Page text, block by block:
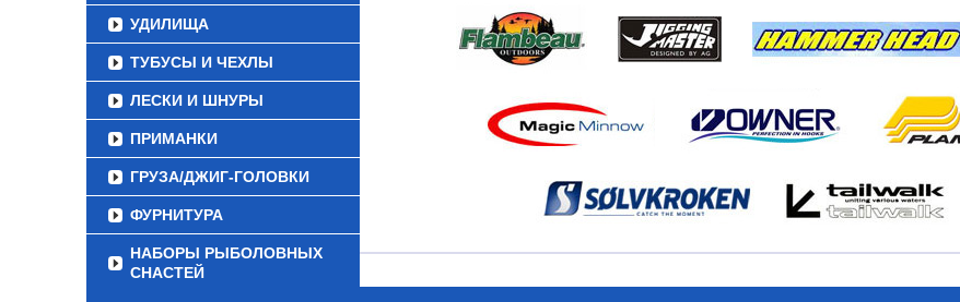
УДИЛИЩА
ТУБУСЫ И ЧЕХЛЫ
ЛЕСКИ И ШНУРЫ
ПРИМАНКИ
ГРУЗА/ДЖИГ-ГОЛОВКИ
ФУРНИТУРА
НАБОРЫ РЫБОЛОВНЫХ
СНАСТЕЙ